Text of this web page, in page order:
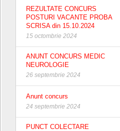
REZULTATE CONCURS
POSTURI VACANTE PROBA
SCRISA din 15.10.2024
15 octombrie 2024
ANUNT CONCURS MEDIC
NEUROLOGIE
26 septembrie 2024
Anunt concurs
24 septembrie 2024
PUNCT COLECTARE